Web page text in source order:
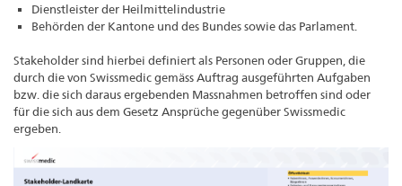
Dienstleister der Heilmittelindustrie
Behörden der Kantone und des Bundes sowie das Parlament.
Stakeholder sind hierbei definiert als Personen oder Gruppen, die
durch die von Swissmedic gemäss Auftrag ausgeführten Aufgaben
bzw. die sich daraus ergebenden Massnahmen betroffen sind oder
für die sich aus dem Gesetz Ansprüche gegenüber Swissmedic
ergeben.